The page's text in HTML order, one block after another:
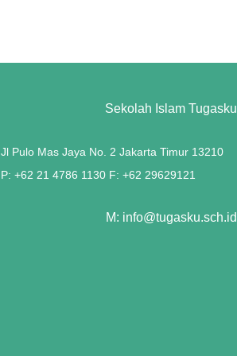
Sekolah Islam Tugasku
Jl Pulo Mas Jaya No. 2 Jakarta Timur 13210
P: +62 21 4786 1130 F: +62 29629121
M: info@tugasku.sch.id